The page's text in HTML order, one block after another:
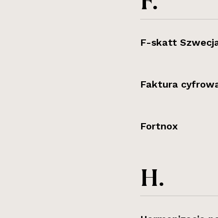
F-skatt
Faktura
Fortnox
H.